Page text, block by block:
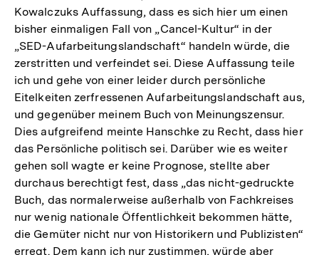
Kowalczuks Auffassung, dass es sich hier um einen
bisher einmaligen Fall von „Cancel-Kultur“ in der
„SED-Aufarbeitungslandschaft“ handeln würde, die
zerstritten und verfeindet sei. Diese Auffassung teile
ich und gehe von einer leider durch persönliche
Eitelkeiten zerfressenen Aufarbeitungslandschaft aus,
und gegenüber meinem Buch von Meinungszensur.
Dies aufgreifend meinte Hanschke zu Recht, dass hier
das Persönliche politisch sei. Darüber wie es weiter
gehen soll wagte er keine Prognose, stellte aber
durchaus berechtigt fest, dass „das nicht-gedruckte
Buch, das normalerweise außerhalb von Fachkreises
nur wenig nationale Öffentlichkeit bekommen hätte,
die Gemüter nicht nur von Historikern und Publizisten“
erregt. Dem kann ich nur zustimmen, würde aber